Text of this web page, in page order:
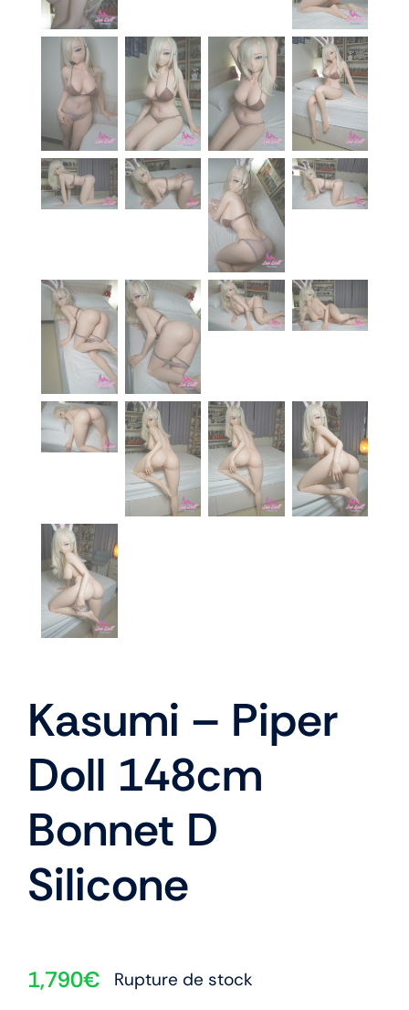
Kasumi – Piper
Doll 148cm
Bonnet D
Silicone
1,790€
Rupture de stock